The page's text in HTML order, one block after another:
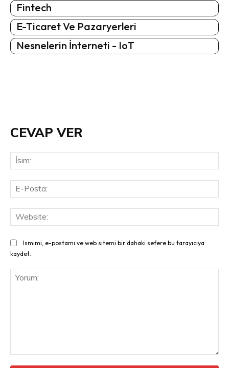
Fintech
E-Ticaret Ve Pazaryerleri
Nesnelerin İnterneti - IoT
CEVAP VER
Ismimi, e-postamı ve web sitemi bir dahaki sefere bu tarayıcıya
kaydet.